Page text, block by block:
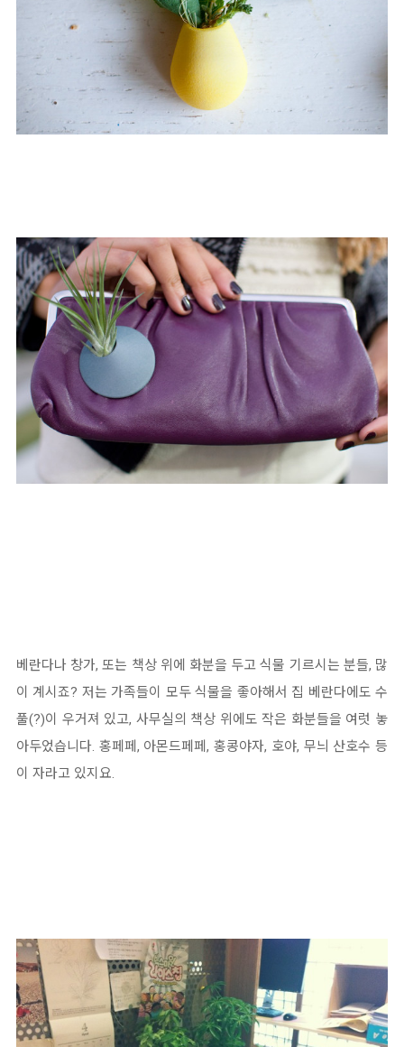
베란다나 창가, 또는 책상 위에 화분을 두고 식물 기르시는 분들, 많
이 계시죠? 저는 가족들이 모두 식물을 좋아해서 집 베란다에도 수
풀(?)이 우거져 있고, 사무실의 책상 위에도 작은 화분들을 여럿 놓
아두었습니다. 홍페페, 아몬드페페, 홍콩야자, 호야, 무늬 산호수 등
이 자라고 있지요.